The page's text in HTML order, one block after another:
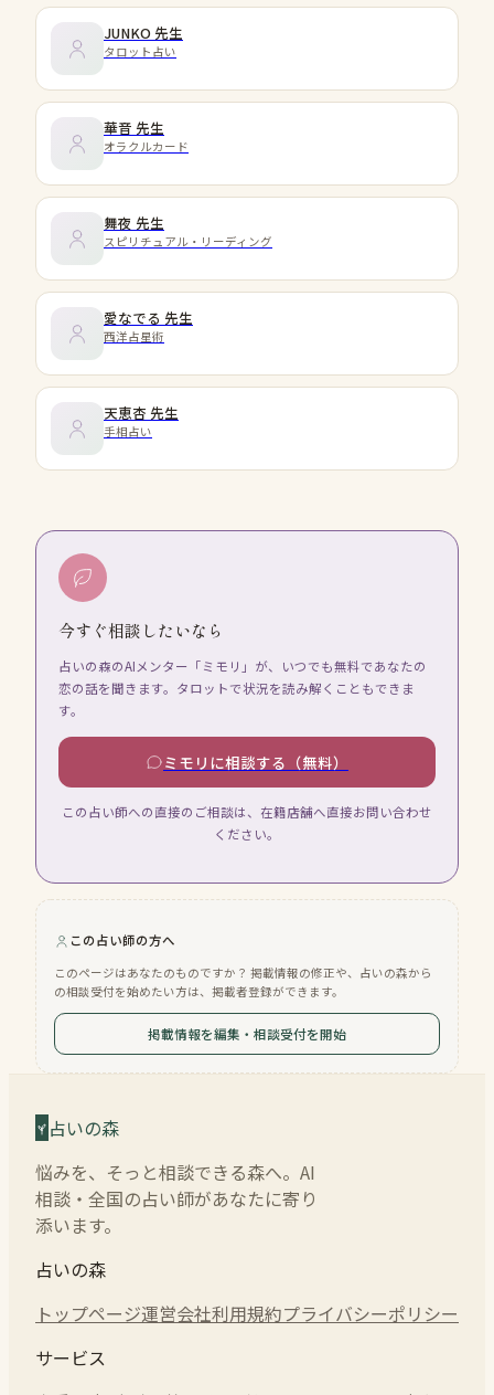
JUNKO 先生
タロット占い
華音 先生
オラクルカード
舞夜 先生
スピリチュアル・リーディング
愛なでる 先生
西洋占星術
天恵杏 先生
手相占い
今すぐ相談したいなら
占いの森のAIメンター「ミモリ」が、いつでも無料であなたの
恋の話を聞きます。タロットで状況を読み解くこともできま
す。
ミモリに相談する（無料）
この占い師への直接のご相談は、在籍店舗へ直接お問い合わせ
ください。
この占い師の方へ
このページはあなたのものですか？ 掲載情報の修正や、占いの森から
の相談受付を始めたい方は、掲載者登録ができます。
掲載情報を編集・相談受付を開始
占いの森
悩みを、そっと相談できる森へ。AI
相談・全国の占い師があなたに寄り
添います。
占いの森
トップページ運営会社利用規約プライバシーポリシー
サービス